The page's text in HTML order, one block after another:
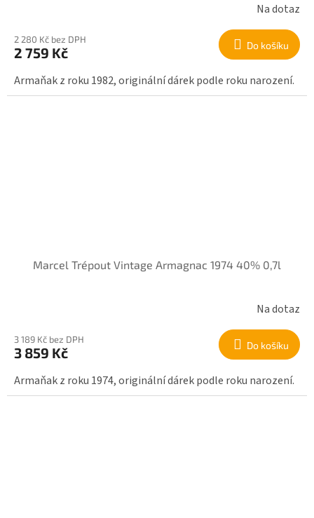
Na dotaz
2 280 Kč bez DPH
2 759 Kč Do košíku
Armaňak z roku 1982, originální dárek podle roku narození.
Marcel Trépout Vintage Armagnac 1974 40% 0,7l
Na dotaz
3 189 Kč bez DPH
3 859 Kč Do košíku
Armaňak z roku 1974, originální dárek podle roku narození.